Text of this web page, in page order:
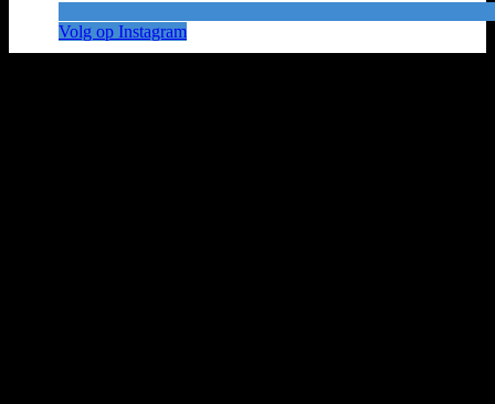
Volg op Instagram